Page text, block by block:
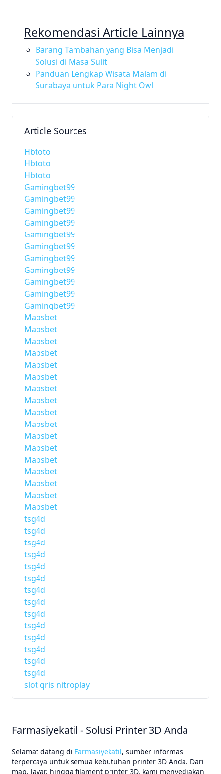
Rekomendasi Article Lainnya
Barang Tambahan yang Bisa Menjadi
Solusi di Masa Sulit
Panduan Lengkap Wisata Malam di
Surabaya untuk Para Night Owl
Article Sources
Hbtoto
Hbtoto
Hbtoto
Gamingbet99
Gamingbet99
Gamingbet99
Gamingbet99
Gamingbet99
Gamingbet99
Gamingbet99
Gamingbet99
Gamingbet99
Gamingbet99
Gamingbet99
Mapsbet
Mapsbet
Mapsbet
Mapsbet
Mapsbet
Mapsbet
Mapsbet
Mapsbet
Mapsbet
Mapsbet
Mapsbet
Mapsbet
Mapsbet
Mapsbet
Mapsbet
Mapsbet
Mapsbet
tsg4d
tsg4d
tsg4d
tsg4d
tsg4d
tsg4d
tsg4d
tsg4d
tsg4d
tsg4d
tsg4d
tsg4d
tsg4d
tsg4d
slot qris nitroplay
Farmasiyekatil - Solusi Printer 3D Anda
Selamat datang di Farmasiyekatil, sumber informasi
terpercaya untuk semua kebutuhan printer 3D Anda. Dari
map, layar, hingga filament printer 3D, kami menyediakan